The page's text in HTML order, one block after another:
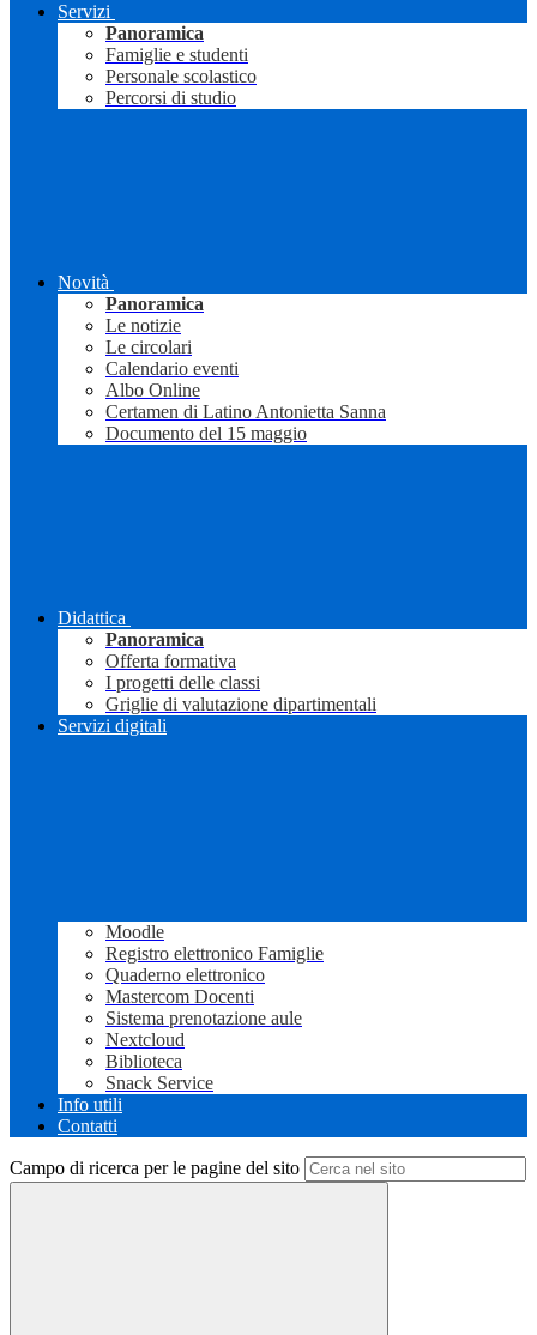
Servizi
Panoramica
Famiglie e studenti
Personale scolastico
Percorsi di studio
Novità
Panoramica
Le notizie
Le circolari
Calendario eventi
Albo Online
Certamen di Latino Antonietta Sanna
Documento del 15 maggio
Didattica
Panoramica
Offerta formativa
I progetti delle classi
Griglie di valutazione dipartimentali
Servizi digitali
Moodle
Registro elettronico Famiglie
Quaderno elettronico
Mastercom Docenti
Sistema prenotazione aule
Nextcloud
Biblioteca
Snack Service
Info utili
Contatti
Campo di ricerca per le pagine del sito